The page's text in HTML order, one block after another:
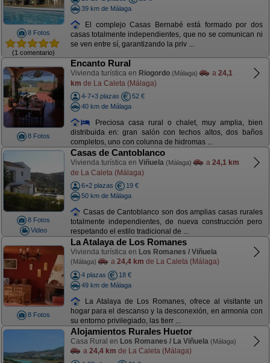
8 Fotos
(1 comentario)
39 km de Málaga
El complejo Casas Bernabé está formado por dos
casas totalmente independientes, que no se comunican ni
se ven entre sí, garantizando la priv ...
8 Fotos
Encanto Rural
Vivienda turística en Riogordo (Málaga) a 24,1
km de La Caleta (Málaga)
4-7+3 plazas
52 €
40 km de Málaga
Preciosa casa rural o chalet, muy amplia, bien
distribuida en: gran salón con techos altos, dos baños
completos, uno con colunna de hidromas ...
8 Fotos
Video
Casas de Cantoblanco
Vivienda turística en Viñuela (Málaga) a 24,1 km
de La Caleta (Málaga)
6+2 plazas
19 €
50 km de Málaga
Casas de Cantoblanco son dos amplias casas rurales
totalmente independientes, de nueva construcción pero
respetando el estilo tradicional de ...
8 Fotos
La Atalaya de Los Romanes
Vivienda turística en Los Romanes / Viñuela
(Málaga) a 24,4 km de La Caleta (Málaga)
4 plazas
18 €
49 km de Málaga
La Atalaya de Los Romanes, ofrece al visitante un
hogar para el descanso y la desconexión, en armonia con
su entorno privilegiado, las tierr ...
Alojamientos Rurales Huetor
Casa Rural en Los Romanes / La Viñuela (Málaga)
a 24,4 km de La Caleta (Málaga)